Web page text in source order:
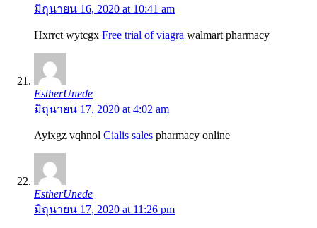
มิถุนายน 16, 2020 at 10:41 am
Hxrrct wytcgx Free trial of viagra walmart pharmacy
EstherUnede
มิถุนายน 17, 2020 at 4:02 am
Ayixgz vqhnol Cialis sales pharmacy online
EstherUnede
มิถุนายน 17, 2020 at 11:26 pm